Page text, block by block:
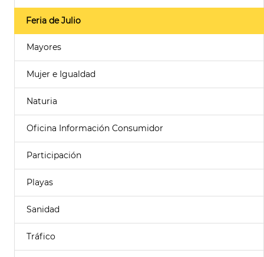
Feria de Julio
Mayores
Mujer e Igualdad
Naturia
Oficina Información Consumidor
Participación
Playas
Sanidad
Tráfico